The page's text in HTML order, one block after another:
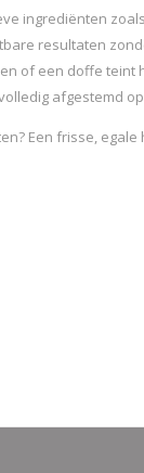
ingrediënten
resultaten
of een doffe teint
afgestemd
Een frisse,